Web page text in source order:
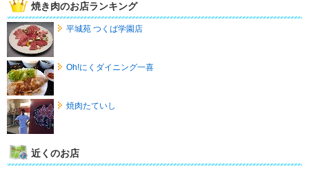
焼き肉のお店ランキング
平城苑 つくば学園店
Oh!にくダイニング一喜
焼肉たていし
近くのお店